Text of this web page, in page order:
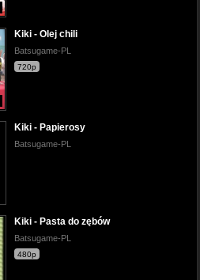
Kiki - Olej chili
Batsugame-PL
720p
Kiki - Papierosy
Batsugame-PL
Kiki - Pasta do zębów
Batsugame-PL
480p